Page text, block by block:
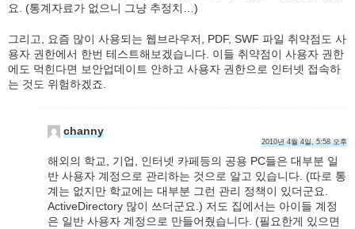
요. (통계자료가 없으니 그냥 추정치…)
그리고, 요즘 많이 사용되는 웹브라우저, PDF, SWF 파일 취약점도 사
용자 권한에서 한번 테스트해보겠습니다. 이들 취약점이 사용자 권한
에도 먹힌다면 보안업데이트 안하고 사용자 권한으로 인터넷 접속하
는 것도 위험하겠죠.
channy
2010년 4월 4일, 5:58 오후
해외의 학교, 기업, 인터넷 카페등의 공용 PC들은 대부분 일
반 사용자 계정으로 관리하는 것으로 알고 있습니다. (따로 통
계는 없지만 학교에는 대부분 그런 관리 정책이 있더군요.
ActiveDirectory 많이 쓰더군요.) 저도 집에서는 아이들 계정
은 일반 사용자 계정으로 만들어줬습니다. (필요한게 있으면